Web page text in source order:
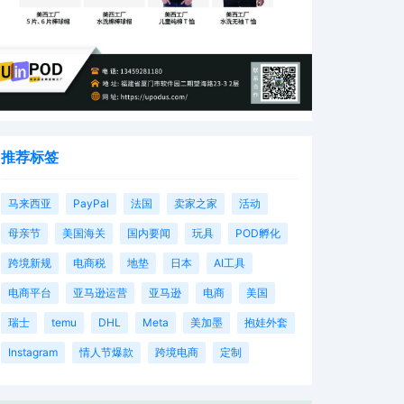
推荐标签
马来西亚 PayPal 法国 卖家之家 活动
母亲节 美国海关 国内要闻 玩具 POD孵化
跨境新规 电商税 地垫 日本 AI工具
电商平台 亚马逊运营 亚马逊 电商 美国
瑞士 temu DHL Meta 美加墨 抱娃外套
Instagram 情人节爆款 跨境电商 定制